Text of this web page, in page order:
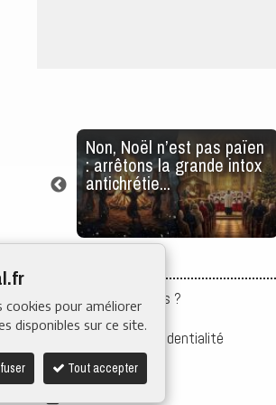
cookies pour améliorer
disponibles sur ce site.
Tout accepter
Non, Noël n’est pas païen
: arrêtons la grande intox
antichrétie...
Qui sommes-nous ?
Mentions légales
Politique de confidentialité
Contact
Application
Flux rss